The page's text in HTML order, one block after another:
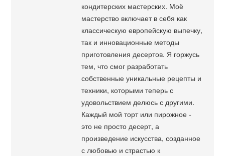
кондитерских мастерских. Моё
мастерство включает в себя как
классическую европейскую выпечку,
так и инновационные методы
приготовления десертов. Я горжусь
тем, что смог разработать
собственные уникальные рецепты и
техники, которыми теперь с
удовольствием делюсь с другими.
Каждый мой торт или пирожное -
это не просто десерт, а
произведение искусства, созданное
с любовью и страстью к